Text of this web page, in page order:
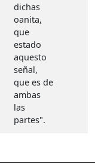
dichas
oanita,
que
estado
aquesto
señal,
que es de
ambas
las
partes".